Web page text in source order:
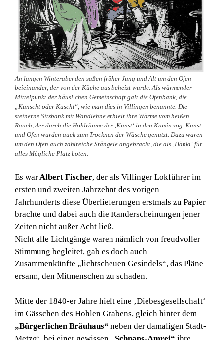
An langen Winterabenden saßen früher Jung und Alt um den Ofen
beieinander, der von der Küche aus beheizt wurde. Als wärmender
Mittelpunkt der häuslichen Gemeinschaft galt die Ofenbank, die
„Kunscht oder Kuscht“, wie man dies in Villingen benannte. Die
steinerne Sitzbank mit Wandlehne erhielt ihre Wärme vom heißen
Rauch, der durch die Hohlräume der ‚Kunst‘ in den Kamin zog. Kunst
und Ofen wurden auch zum Trocknen der Wäsche genutzt. Dazu waren
um den Ofen auch zahlreiche Stängele angebracht, die als ‚Hänki‘ für
alles Mögliche Platz boten.
Es warAlbert Fischer, der als Villinger Lokführer im
ersten und zweiten Jahrzehnt des vorigen
Jahrhunderts diese Überlieferungen erstmals zu Papier
brachte und dabei auch die Randerscheinungen jener
Zeiten nicht außer Acht ließ.
Nicht alle Lichtgänge waren nämlich von freudvoller
Stimmung begleitet, gab es doch auch
Zusammenkünfte „lichtscheuen Gesindels“, das Pläne
ersann, den Mitmenschen zu schaden.
Mitte der 1840-er Jahre hielt eine ‚Diebesgesellschaft‘
im Gässchen des Hohlen Grabens, gleich hinter dem
„Bürgerlichen Bräuhaus“ neben der damaligen Stadt-
Metzg‘, bei einer gewissen „Schnaps-Amrei“ ihre